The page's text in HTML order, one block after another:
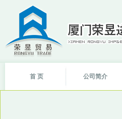
首 页 公司简介